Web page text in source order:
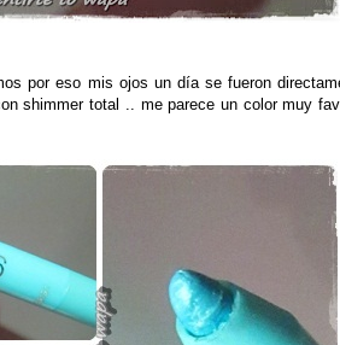
por eso mis ojos un día se fueron
shimmer total .. me parece un color muy